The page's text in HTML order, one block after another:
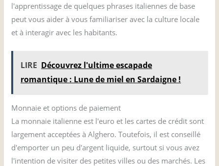
l'apprentissage de quelques phrases italiennes de base
peut vous aider à vous familiariser avec la culture locale
et à interagir avec les habitants.
LIRE Découvrez l'ultime escapade
romantique : Lune de miel en Sardaigne !
Monnaie et options de paiement
La monnaie italienne est l'euro et les cartes de crédit sont
largement acceptées à Alghero. Toutefois, il est conseillé
d'emporter un peu d'argent liquide, surtout si vous avez
l'intention de visiter des petites villes ou des marchés. Les